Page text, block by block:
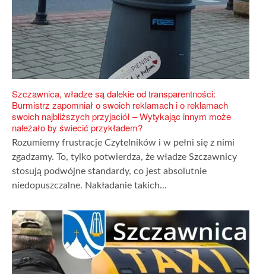
Szczawnica, władze są dalekie od transparentności:
Burmistrz zapomniał o swoich reklamach i o reklamach
swoich najbliższych przyjaciół – Wytykając innym może
należało by świecić przykładem?
Rozumiemy frustracje Czytelników i w pełni się z nimi
zgadzamy. To, tylko potwierdza, że władze Szczawnicy
stosują podwójne standardy, co jest absolutnie
niedopuszczalne. Nakładanie takich...